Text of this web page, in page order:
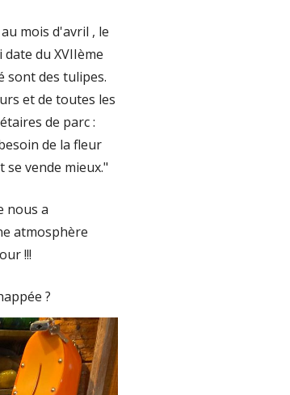
mois d'avril , le
du XVIIème
sont des tulipes.
et de toutes les
de parc :
de la fleur
vende mieux."
nous a
atmosphère
!!!
?